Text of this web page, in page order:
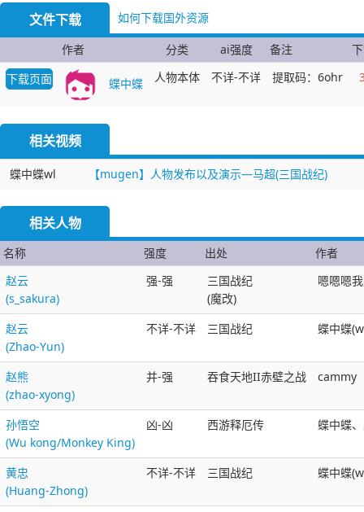
文件下载 如何下载国外资源
作者 分类 ai强度 备注
下载页面
蝶中蝶 人物本体 不详-不详 提取码：6ohr
相关视频
蝶中蝶wl 【mugen】人物发布以及演示—马超(三国战纪)
相关人物
名称 强度 出处
作者
赵云
(s_sakura)
强-强
三国战纪
(魔改)
嗯嗯嗯
赵云
(Zhao-Yun)
不详-不详 三国战纪 蝶中蝶
赵熊
(zhao-xyong)
并-强 吞食天地II赤壁之战 cammy
孙悟空
(Wu kong/Monkey King)
凶-凶 西游释厄传 蝶中蝶
黄忠
(Huang-Zhong)
不详-不详 三国战纪 蝶中蝶